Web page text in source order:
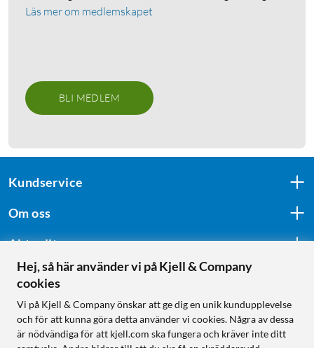
Läs mer om medlemskapet
BLI MEDLEM
Kundservice
Om oss
Aktuellt
Följ oss
Hej, så här använder vi på Kjell & Company
cookies
Vi på Kjell & Company önskar att ge dig en unik kundupplevelse
och för att kunna göra detta använder vi cookies. Några av dessa
är nödvändiga för att kjell.com ska fungera och kräver inte ditt